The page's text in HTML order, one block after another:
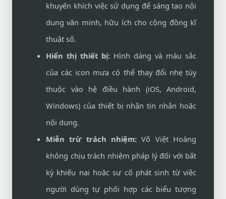
khuyến khích việc sử dụng để sáng tạo nội
dung văn minh, hữu ích cho cộng đồng kĩ
thuật số.
Hiển thị thiết bị: Hình dáng và màu sắc
của các icon mưa có thể thay đổi nhẹ tùy
thuộc vào hệ điều hành (iOS, Android,
Windows) của thiết bị nhận tin nhắn hoặc
nội dung.
Miễn trừ trách nhiệm: Võ Việt Hoàng
không chịu trách nhiệm pháp lý đối với bất
kỳ khiếu nại hoặc sự cố phát sinh từ việc
người dùng tự phối hợp các biểu tượng